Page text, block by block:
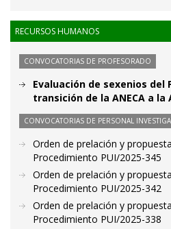
RECURSOS HUMANOS
CONVOCATORIAS DE PROFESORADO
Evaluación de sexenios del
transición de la ANECA a la
CONVOCATORIAS DE PERSONAL
Orden de prelación y
Procedimiento PUI/2025-345
Orden de prelación y
Procedimiento PUI/2025-342
Orden de prelación y
Procedimiento PUI/2025-338